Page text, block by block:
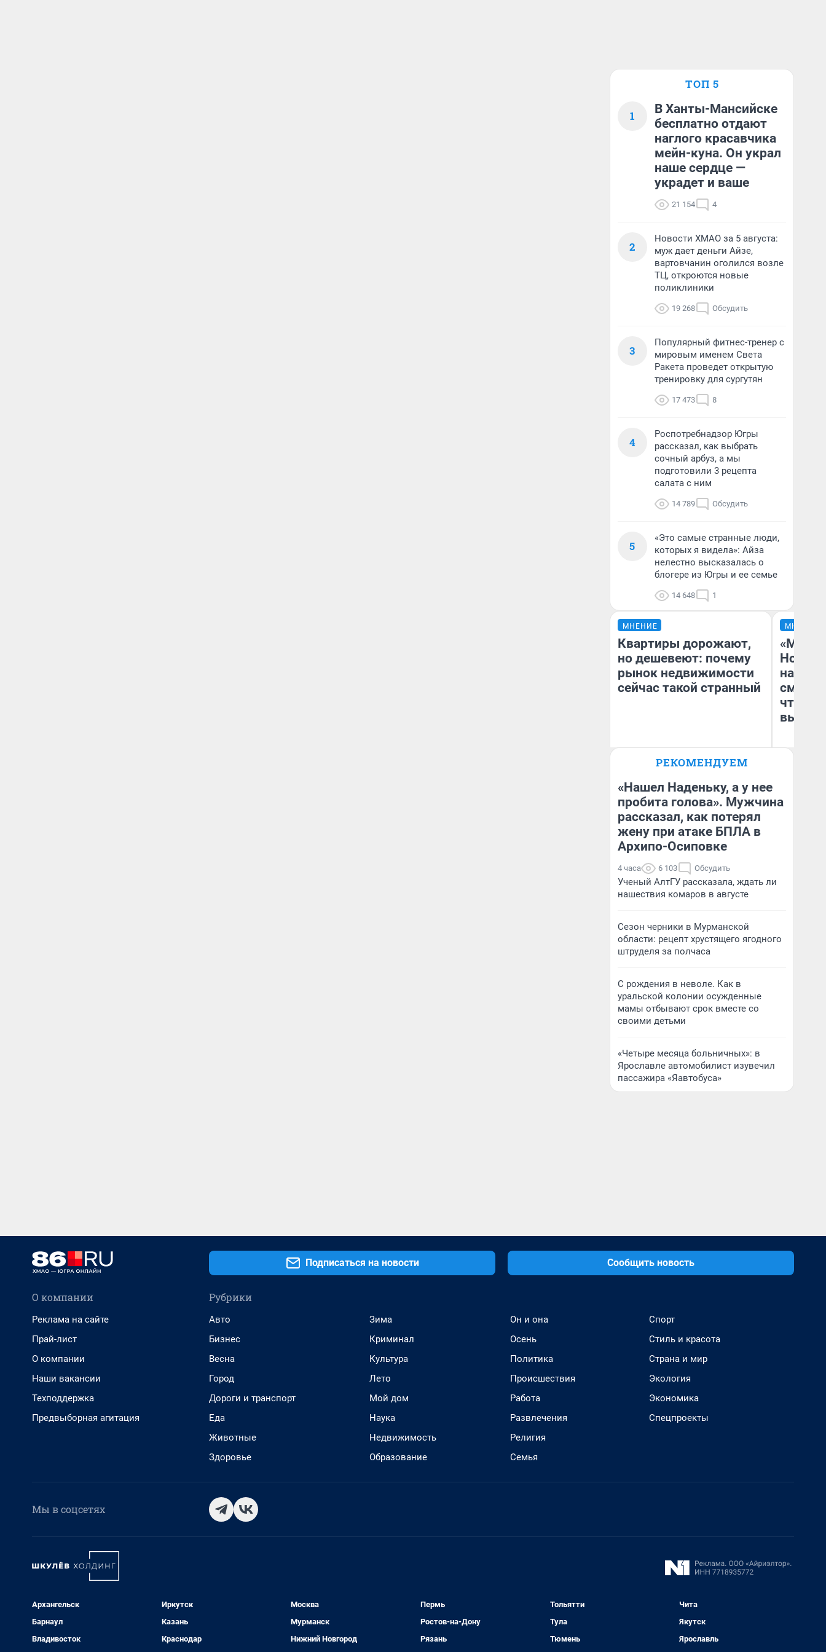
ТОП 5
1
В Ханты-Мансийске
бесплатно отдают
наглого красавчика
мейн-куна. Он украл
наше сердце —
украдет и ваше
21 154 4
2
Новости ХМАО за 5 августа:
муж дает деньги Айзе,
вартовчанин оголился возле
ТЦ, откроются новые
поликлиники
19 268 Обсудить
3
Популярный фитнес-тренер с
мировым именем Света
Ракета проведет открытую
тренировку для сургутян
17 473 8
4
Роспотребнадзор Югры
рассказал, как выбрать
сочный арбуз, а мы
подготовили 3 рецепта
салата с ним
14 789 Обсудить
5
«Это самые странные люди,
которых я видела»: Айза
нелестно высказалась о
блогере из Югры и ее семье
14 648 1
МНЕНИЕ
Квартиры дорожают,
но дешевеют: почему
рынок недвижимости
сейчас такой странный
Екатерина Торопова
недвижимости
МНЕНИЕ
«Мы
чтобы
РЕКОМЕНДУЕМ
«Нашел Наденьку, а у нее
пробита голова». Мужчина
рассказал, как потерял
жену при атаке БПЛА в
Архипо-Осиповке
4 часа 6 103 Обсудить
Ученый АлтГУ рассказала, ждать ли
нашествия комаров в августе
Сезон черники в Мурманской
области: рецепт хрустящего ягодного
штруделя за полчаса
С рождения в неволе. Как в
уральской колонии осужденные
мамы отбывают срок вместе со
своими детьми
«Четыре месяца больничных»: в
Ярославле автомобилист изувечил
пассажира «Яавтобуса»
Подписаться на новости Сообщить новость
О компании
Реклама на сайте
Прай-лист
О компании
Наши вакансии
Техподдержка
Предвыборная агитация
Рубрики
Авто
Бизнес
Весна
Город
Дороги и транспорт
Еда
Животные
Здоровье
Зима
Криминал
Культура
Лето
Мой дом
Наука
Недвижимость
Образование
Он и она
Осень
Политика
Происшествия
Работа
Развлечения
Религия
Семья
Спорт
Стиль и красота
Страна и мир
Экология
Экономика
Спецпроекты
Мы в соцсетях
Архангельск
Барнаул
Владивосток
Иркутск
Казань
Краснодар
Москва
Мурманск
Нижний Новгород
Пермь
Ростов-на-Дону
Рязань
Тольятти
Тула
Тюмень
Чита
Якутск
Ярославль